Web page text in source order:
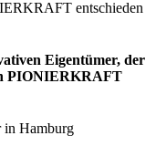
entschieden
Eigentümer, der
PIONIERKRAFT